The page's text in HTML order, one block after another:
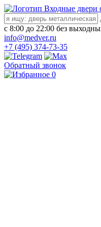
Входные двери
с 8:00 до 22:00 без
info@medver.ru
+7 (495) 374-73-35
Обратный звонок
0